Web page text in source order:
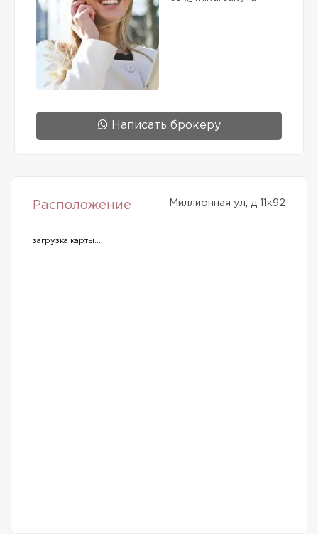
Написать брокеру
Расположение Миллионная ул, д 11к92
загрузка карты...